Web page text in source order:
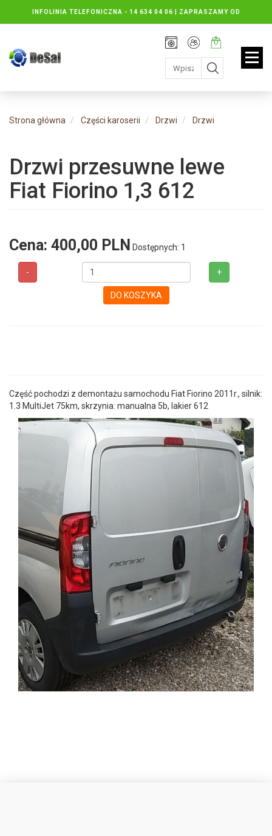
INFOLINIA TELEFONICZNA - 14 634 04 06 | ZAPRASZAMY OD
PONIEDZIAŁKU DO PIĄTKU : 8.30 DO 16.30, SOBOTY: 8.30 DO 13.00
Rejestracja
Moje
konto
Twój
koszyk:
jest
pusty
Strona główna Części karoserii Drzwi Drzwi
Drzwi przesuwne lewe
Fiat Fiorino 1,3 612
Cena: 400,00 PLN Dostępnych: 1
- +
DO KOSZYKA
Część pochodzi z demontażu samochodu Fiat Fiorino 2011r., silnik:
1.3 MultiJet 75km, skrzynia: manualna 5b, lakier 612